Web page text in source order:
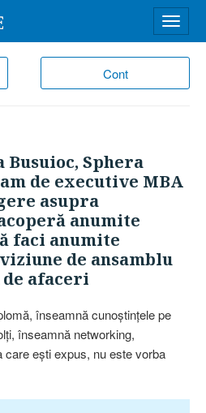
Cont
meniu
Busuioc, Sphera
de executive MBA
asupra
anumite
faci anumite
de ansamblu
afaceri
înseamnă cunoştinţele pe
înseamnă networking,
eşti expus, nu este vorba